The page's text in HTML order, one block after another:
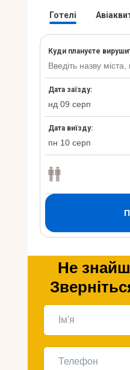
Контакти
Не